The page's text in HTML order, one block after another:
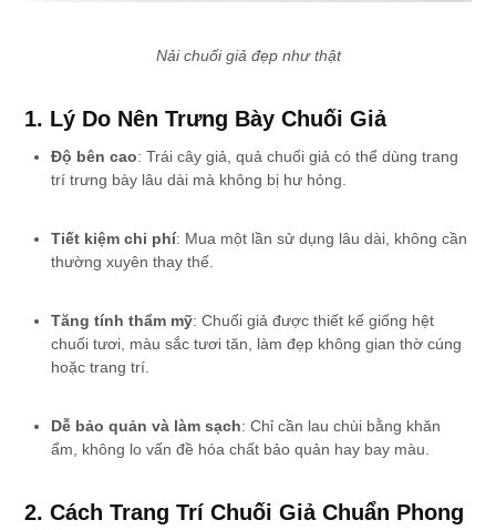
Nải chuối giả đẹp như thật
1. Lý Do Nên Trưng Bày Chuối Giả
Độ bên cao: Trái cây giả, quả chuối giả có thể dùng trang
trí trưng bày lâu dài mà không bị hư hỏng.
Tiết kiệm chi phí: Mua một lần sử dụng lâu dài, không cần
thường xuyên thay thế.
Tăng tính thẩm mỹ: Chuối giả được thiết kế giống hệt
chuối tươi, màu sắc tươi tăn, làm đẹp không gian thờ cúng
hoặc trang trí.
Dễ bảo quản và làm sạch: Chỉ cần lau chùi bằng khăn
ẩm, không lo vấn đề hóa chất bảo quản hay bay màu.
2. Cách Trang Trí Chuối Giả Chuẩn Phong